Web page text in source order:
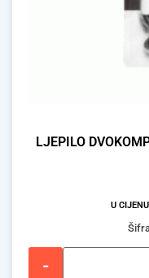
LJEPILO
U
-